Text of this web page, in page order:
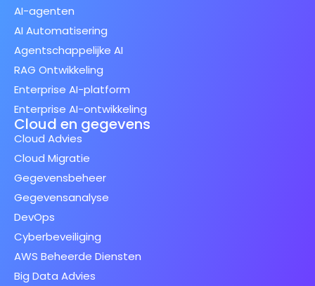
AI-agenten
AI Automatisering
Agentschappelijke AI
RAG Ontwikkeling
Enterprise AI-platform
Enterprise AI-ontwikkeling
Cloud en gegevens
Cloud Advies
Cloud Migratie
Gegevensbeheer
Gegevensanalyse
DevOps
Cyberbeveiliging
AWS Beheerde Diensten
Big Data Advies